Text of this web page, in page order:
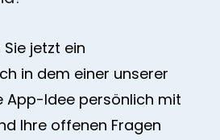
jetzt ein
in dem einer unserer
App-Idee persönlich mit
Ihre offenen Fragen